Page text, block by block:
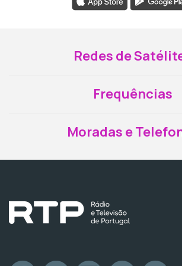
Redes de
Frequências
Moradas e